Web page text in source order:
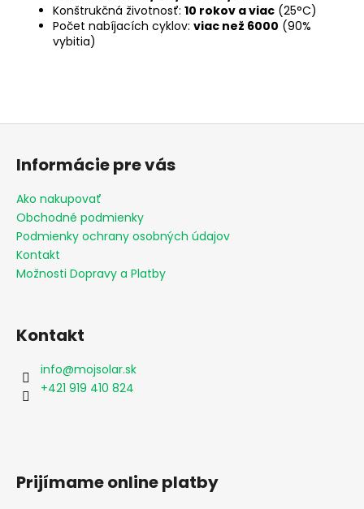
Konštrukčná životnosť: 10 rokov a viac (25°C)
Počet nabíjacích cyklov: viac než 6000 (90%
vybitia)
Z
Informácie pre vás
Ako nakupovať
Obchodné podmienky
Podmienky ochrany osobných údajov
Kontakt
Možnosti Dopravy a Platby
Kontakt
info@mojsolar.sk
+421 919 410 824
Prijímame online platby